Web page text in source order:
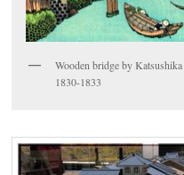
Wooden bridge by
1830-1833